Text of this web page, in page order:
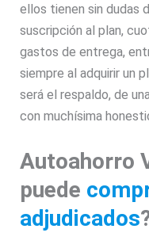
ellos tienen sin dudas
suscripción al plan,
gastos de entrega,
siempre al adquirir un
será el respaldo, de
con muchísima
Autoahorro
puede
adjudicados